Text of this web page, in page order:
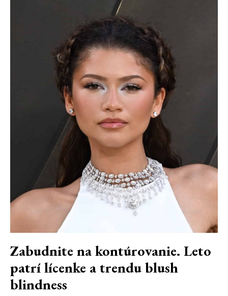
Zabudnite na kontúrovanie. Leto
patrí lícenke a trendu blush
blindness